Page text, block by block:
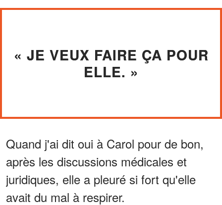
« JE VEUX FAIRE ÇA POUR
ELLE. »
Quand j'ai dit oui à Carol pour de bon,
après les discussions médicales et
juridiques, elle a pleuré si fort qu'elle
avait du mal à respirer.